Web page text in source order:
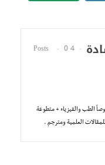
4 Posts
0
الطب والفيزياء + متطوعة
العلمية ومترجم .